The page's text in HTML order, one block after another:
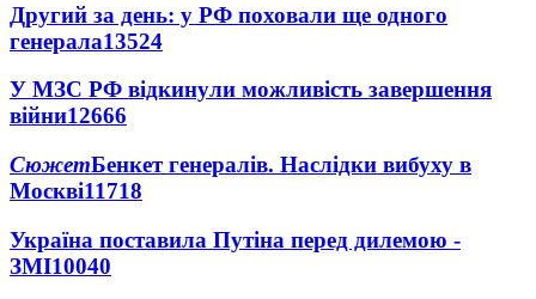
Другий за день: у РФ поховали ще одного
генерала13524
У МЗС РФ відкинули можливість завершення
війни12666
СюжетБенкет генералів. Наслідки вибуху в
Москві11718
Україна поставила Путіна перед дилемою -
ЗМІ10040